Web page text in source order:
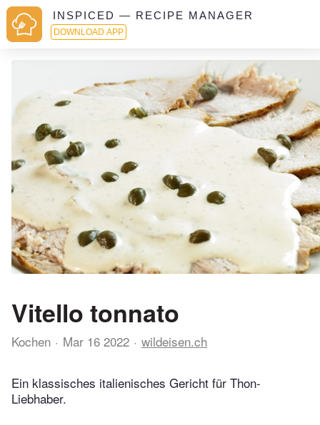
INSPICED — RECIPE MANAGER
DOWNLOAD APP
Vitello tonnato
Kochen Mar 16 2022 wildeisen.ch
Ein klassisches italienisches Gericht für Thon-
Liebhaber.